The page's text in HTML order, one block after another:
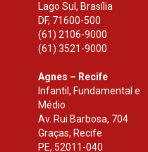
Lago Sul, Brasília
DF, 71600-500
(61) 2106-9000
(61) 3521-9000
Agnes – Recife
Infantil, Fundamental e
Médio
Av. Rui Barbosa, 704
Graças, Recife
PE, 52011-040